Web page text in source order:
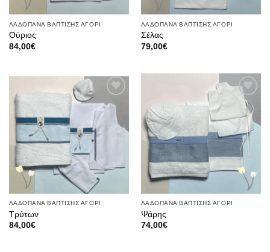
ΛΑΔΟΠΑΝΑ ΒΑΠΤΙΣΗΣ ΑΓΟΡΙ
Ούριος
84,00€
ΛΑΔΟΠΑΝΑ ΒΑΠΤΙΣΗΣ ΑΓΟΡΙ
Σέλας
79,00€
Πρόσθήκη
στην λίστα
επιθυμιών
ΛΑΔΟΠΑΝΑ ΒΑΠΤΙΣΗΣ ΑΓΟΡΙ
Τρύτων
84,00€
Πρόσθήκη
στην λίστα
επιθυμιών
ΛΑΔΟΠΑΝΑ ΒΑΠΤΙΣΗΣ ΑΓΟΡΙ
Ψάρης
74,00€